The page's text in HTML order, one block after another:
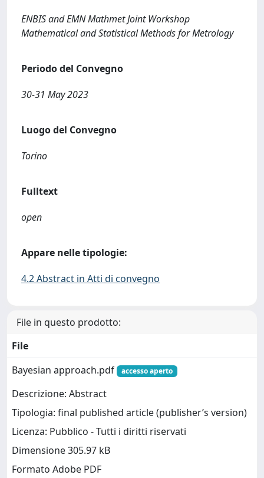
ENBIS and EMN Mathmet Joint Workshop
Mathematical and Statistical Methods for Metrology
Periodo del Convegno
30-31 May 2023
Luogo del Convegno
Torino
Fulltext
open
Appare nelle tipologie:
4.2 Abstract in Atti di convegno
File in questo prodotto:
File
Bayesian approach.pdf
accesso aperto
Descrizione: Abstract
Tipologia: final published article (publisher’s version)
Licenza: Pubblico - Tutti i diritti riservati
Dimensione 305.97 kB
Formato Adobe PDF